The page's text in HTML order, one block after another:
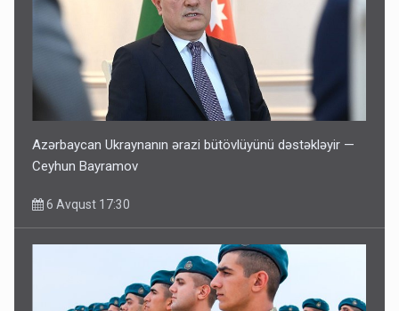
Azərbaycan Ukraynanın ərazi bütövlüyünü dəstəkləyir —
Ceyhun Bayramov
6 Avqust 17:30